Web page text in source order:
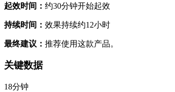
起效时间： 约30分钟开始起效
持续时间： 效果持续约12小时
最终建议： 推荐使用这款产品。
关键数据
18分钟